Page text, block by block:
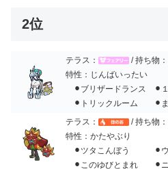
2位
テラス：
/ 持ち物
特性：じんばいったい
⚫︎ブリザードランス ⚫︎
⚫︎トリックルーム ⚫︎
テラス：
/ 持ち物
特性：かたやぶり
⚫︎ツタこんぼう ⚫︎ウ
⚫︎このゆびとまれ ⚫︎ニ